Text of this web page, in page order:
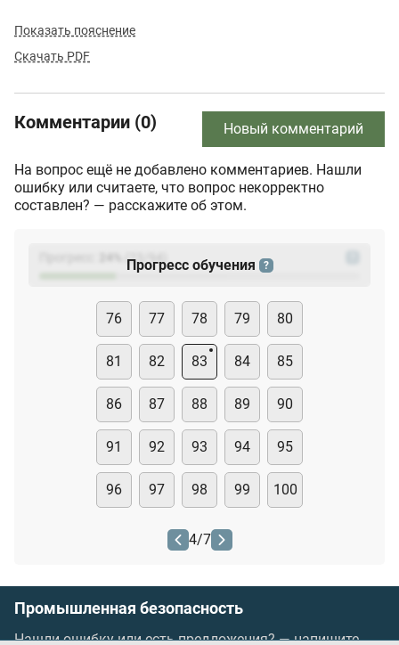
Показать пояснение
Скачать PDF
Комментарии (0) Новый комментарий
На вопрос ещё не добавлено комментариев. Нашли
ошибку или считаете, что вопрос некорректно
составлен? — расскажите об этом.
(23
Прогресс обучения ?
76 77 78 79 80
81 82 83 84 85
86 87 88 89 90
91 92 93 94 95
96 97 98 99 100
4/7
Промышленная безопасность
Нашли ошибку или есть предложения? —напишите